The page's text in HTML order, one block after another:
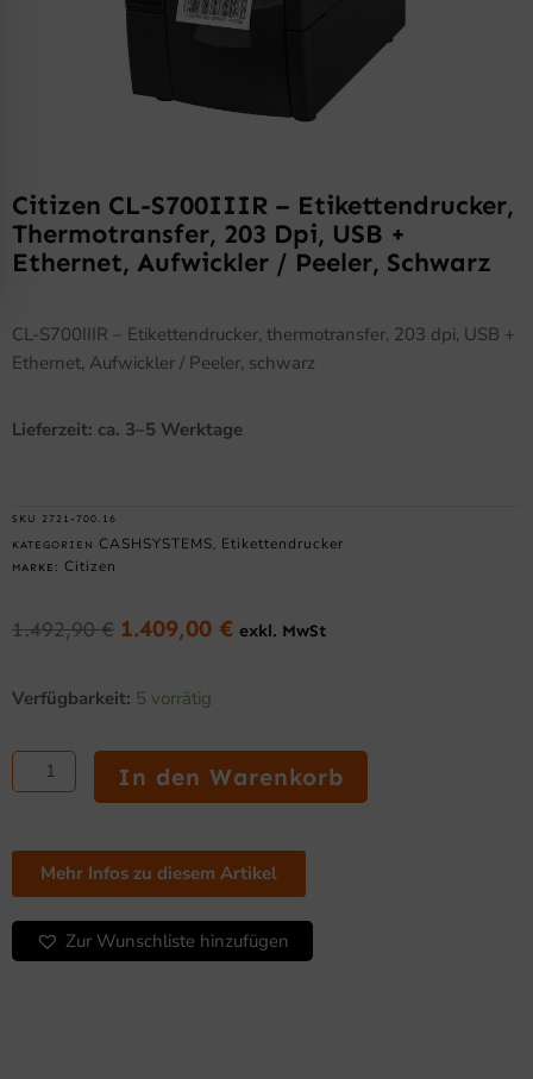
Citizen CL-S700IIIR – Etikettendrucker,
Thermotransfer, 203 Dpi, USB +
Ethernet, Aufwickler / Peeler, Schwarz
CL-S700IIIR – Etikettendrucker, thermotransfer, 203 dpi, USB +
Ethernet, Aufwickler / Peeler, schwarz
Lieferzeit: ca. 3–5 Werktage
SKU 2721-700.16
KATEGORIEN CASHSYSTEMS , Etikettendrucker
MARKE: Citizen
1.492,90€ Ursprünglicher
war:
1.492,90 €
1.409,00 € Aktueller
exkl. MwSt
Verfügbarkeit: 5 vorrätig
CL-
–
Etikettendrucker,
thermotransfer,
dpi,
USB
Ethernet,
Aufwickler
In den Warenkorb
Mehr Infos zu diesem Artikel
Zur Wunschliste hinzufügen